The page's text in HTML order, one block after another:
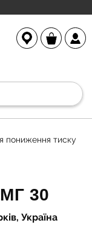
пониження тиску
30
Україна